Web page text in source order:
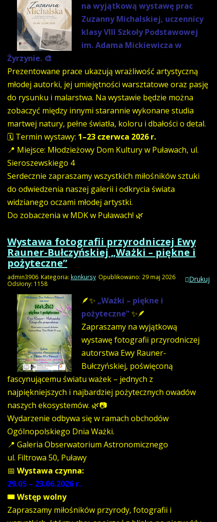
na wyjątkową wystawę prac
Zuzanny Michalskiej, uczennicy
klasy VIII Szkoły Podstawowej
im. Adama Mickiewicza w
Żyrzynie. 🎨
Prezentowane prace ukazują wrażliwość artystyczną
młodej autorki, jej umiejętności warsztatowe oraz pasję
do rysunku i malarstwa. Na wystawie będzie można
zobaczyć między innymi starannie wykonane studia
martwej natury, pełne światła, koloru i dbałości o detal.
🗓 Termin wystawy: 1–23 czerwca 2026 r.
📍 Miejsce: Młodzieżowy Dom Kultury w Puławach, ul.
Sieroszewskiego 4
Serdecznie zapraszamy wszystkich miłośników sztuki
do odwiedzenia naszej galerii i odkrycia świata
widzianego oczami młodej artystki.
Do zobaczenia w MDK w Puławach! 🌿
Wystawa fotografii przyrodniczej Ewy
Rauner-Bułczyńskiej „Ważki – piękne i
pożyteczne”
Drukuj
admin3906 Kategoria: konkursy Opublikowano: 29 maj 2026
Odsłony: 1158
🪶✨ „Ważki – piękne i
pożyteczne”✨🪶
Zapraszamy na wyjątkową
wystawę fotografii przyrodniczej
autorstwa Ewy Rauner-
Bułczyńskiej, poświęconą
fascynującemu światu ważek – jednych z
najpiękniejszych i najbardziej pożytecznych owadów
naszych ekosystemów. 🌿📷
Wydarzenie odbywa się w ramach obchodów
Ogólnopolskiego Dnia Ważki.
📍 Galeria Obserwatorium Astronomicznego
ul. Filtrowa 50, Puławy
📅 Wystawa czynna:
29.05 – 23.06.2026 r.
🎟 Wstęp wolny
Zapraszamy miłośników przyrody, fotografii i